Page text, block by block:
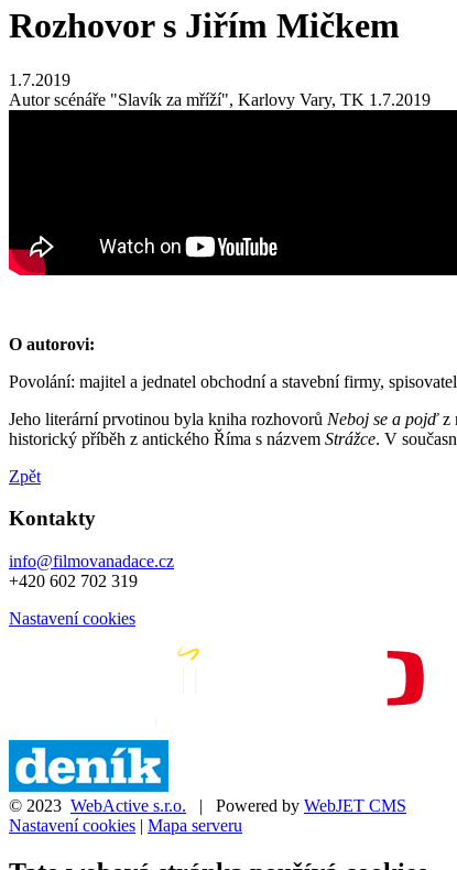
Rozhovor s Jiřím Mičkem
1.7.2019
Autor scénáře "Slavík za mříží", Karlovy Vary, TK 1.7.2019
O autorovi:
Povolání: majitel a jednatel obchodní a stavební firmy,
Jeho literární prvotinou byla kniha rozhovorů Neboj se a pojďz
historický příběh z antického Říma s názvem Strážce. V
Zpět
Kontakty
info@filmovanadace.cz
+420 602 702 319
Nastavení cookies
© 2023 WebActive s.r.o. | Powered by WebJET CMS
Nastavení cookies | Mapa serveru